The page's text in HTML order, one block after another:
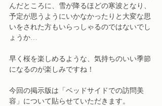
んだところに、雪が降るほどの寒波となり、
予定が思うようにいかなかったりと大変な思
いをされた方もいらっしゃるのではないでし
ょうか…
早く桜を楽しめるような、気持ちのいい季節
になるのが楽しみですね！
今回の掲示版は「ベッドサイドでの訪問美
容」について貼らせていただきます。